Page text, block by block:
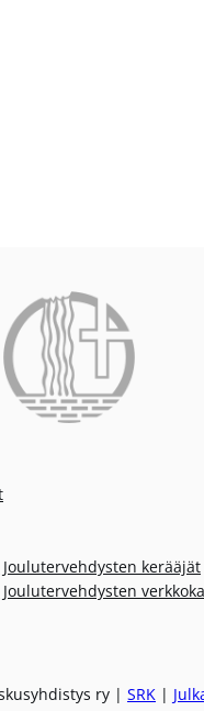
kerääjät
ry | SRK |